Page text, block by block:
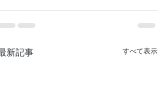
新記事 すべて表示